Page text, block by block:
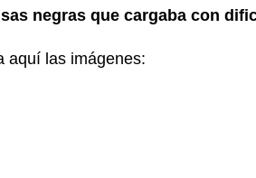
negras que cargaba con
aquí las imágenes: